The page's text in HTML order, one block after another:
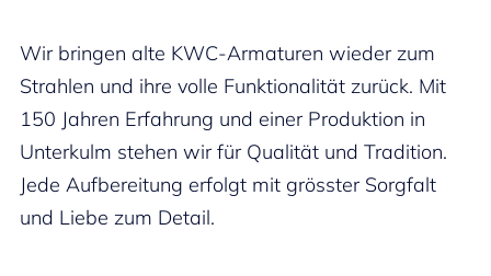
Wir bringen alte KWC-Armaturen wieder zum
Strahlen und ihre volle Funktionalität zurück. Mit
150 Jahren Erfahrung und einer Produktion in
Unterkulm stehen wir für Qualität und Tradition.
Jede Aufbereitung erfolgt mit grösster Sorgfalt
und Liebe zum Detail.